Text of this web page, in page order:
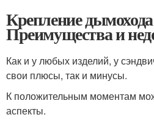
Крепление
Преимущества и
Как и у любых изделий, у
свои плюсы, так и минусы.
К положительным моментам
аспекты.